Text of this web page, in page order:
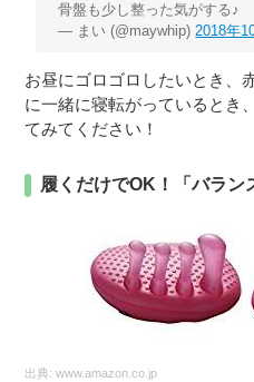
骨盤も少し整った気がする♪
— まい (@maywhip)2018年
お昼にゴロゴロしたいとき、
に一緒に寝転がっているとき
てみてください！
履くだけでOK！「バラン
出典:www.amazon.co.jp